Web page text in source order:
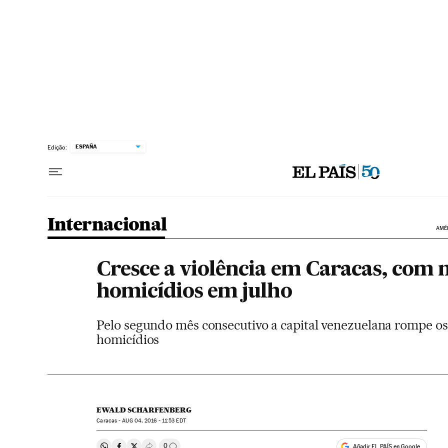
Edição: ESPAÑA
Internacional
Cresce a violência em Caracas, com
homicídios em julho
Pelo segundo mês consecutivo a capital venezuelana rompe
homicídios
EWALD SCHARFENBERG
Caracas -AUG04, 2016 - 11:53 EDT
0 Añadir EL PAÍS en Google